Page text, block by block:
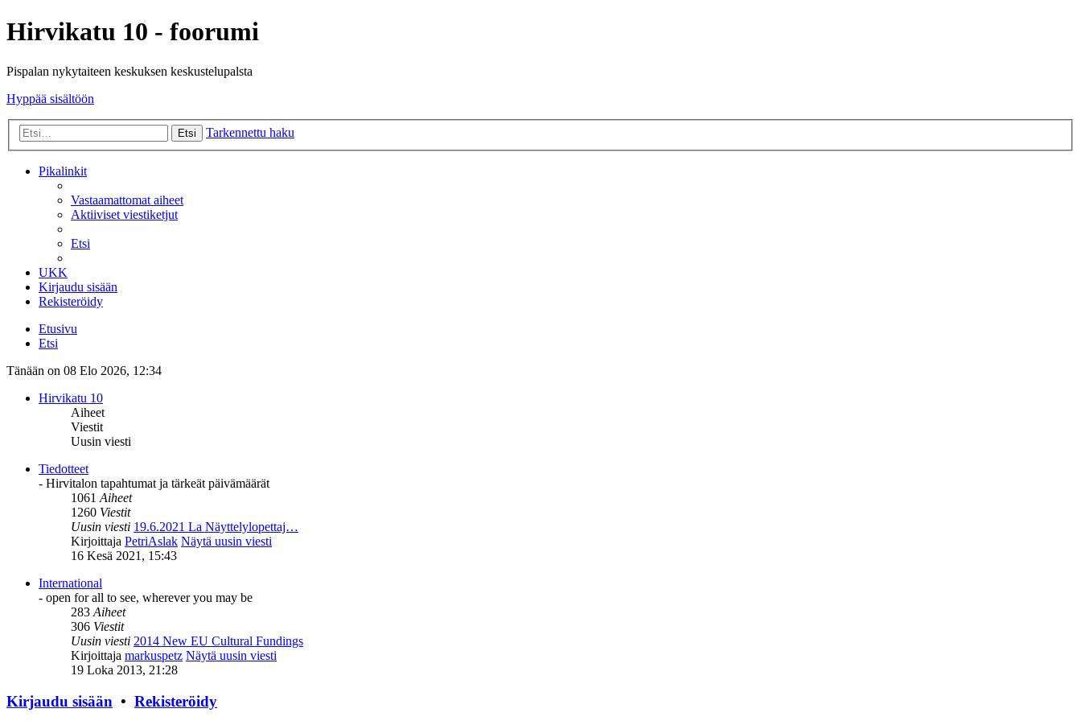
Hirvikatu 10 - foorumi
Pispalan nykytaiteen keskuksen keskustelupalsta
Hyppää sisältöön
Etsi Tarkennettu haku
Pikalinkit
Vastaamattomat aiheet
Aktiiviset viestiketjut
Etsi
UKK
Kirjaudu sisään
Rekisteröidy
Etusivu
Etsi
Tänään on 08 Elo 2026, 12:34
Hirvikatu 10
Aiheet
Viestit
Uusin viesti
Tiedotteet
- Hirvitalon tapahtumat ja tärkeät päivämäärät
1061Aiheet
1260 Viestit
Uusin viesti 19.6.2021 La Näyttelylopettaj…
Kirjoittaja PetriAslak Näytä uusin viesti
16 Kesä 2021, 15:43
International
- open for all to see, wherever you may be
283Aiheet
306 Viestit
Uusin viesti 2014 New EU Cultural Fundings
Kirjoittaja markuspetz Näytä uusin viesti
19 Loka 2013, 21:28
Kirjaudu sisään • Rekisteröidy